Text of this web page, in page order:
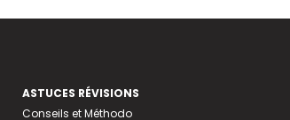
ASTUCES RÉVISIONS
Conseils et Méthodo